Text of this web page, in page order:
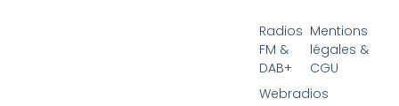
Radios
FM &
DAB+
Webradios
Mentions
légales &
CGU